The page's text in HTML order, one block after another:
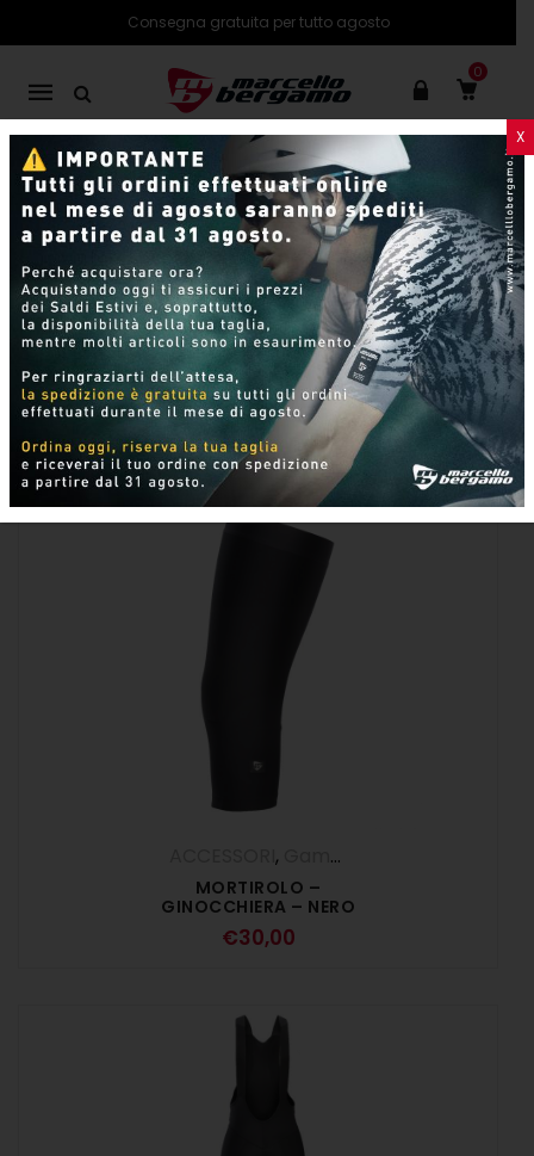
Consegna gratuita per tutto agosto
Mobile
navigation
0
PRODOTTI
SHOP ONLINE Pagina 8
Skip to content
Per pagina
,
MORTIROLO –
GINOCCHIERA – NERO
€30,00
X